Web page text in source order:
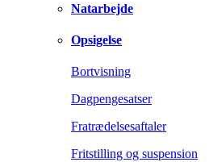
Natarbejde
Opsigelse
Bortvisning
Dagpengesatser
Fratrædelsesaftaler
Fritstilling og suspension